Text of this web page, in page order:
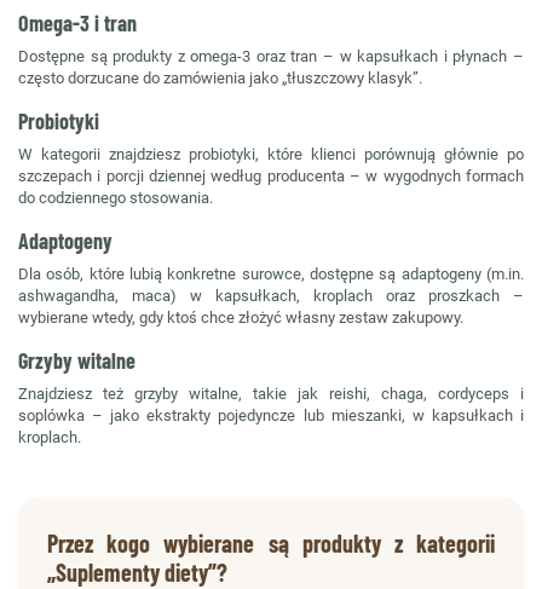
Omega-3 i tran
Dostępne są produkty z omega-3 oraz tran – w kapsułkach i płynach –
często dorzucane do zamówienia jako „tłuszczowy klasyk”.
Probiotyki
W kategorii znajdziesz probiotyki, które klienci porównują głównie po
szczepach i porcji dziennej według producenta – w wygodnych formach
do codziennego stosowania.
Adaptogeny
Dla osób, które lubią konkretne surowce, dostępne są adaptogeny (m.in.
ashwagandha, maca) w kapsułkach, kroplach oraz proszkach –
wybierane wtedy, gdy ktoś chce złożyć własny zestaw zakupowy.
Grzyby witalne
Znajdziesz też grzyby witalne, takie jak reishi, chaga, cordyceps i
soplówka – jako ekstrakty pojedyncze lub mieszanki, w kapsułkach i
kroplach.
Przez kogo wybierane są produkty z kategorii
„Suplementy diety”?